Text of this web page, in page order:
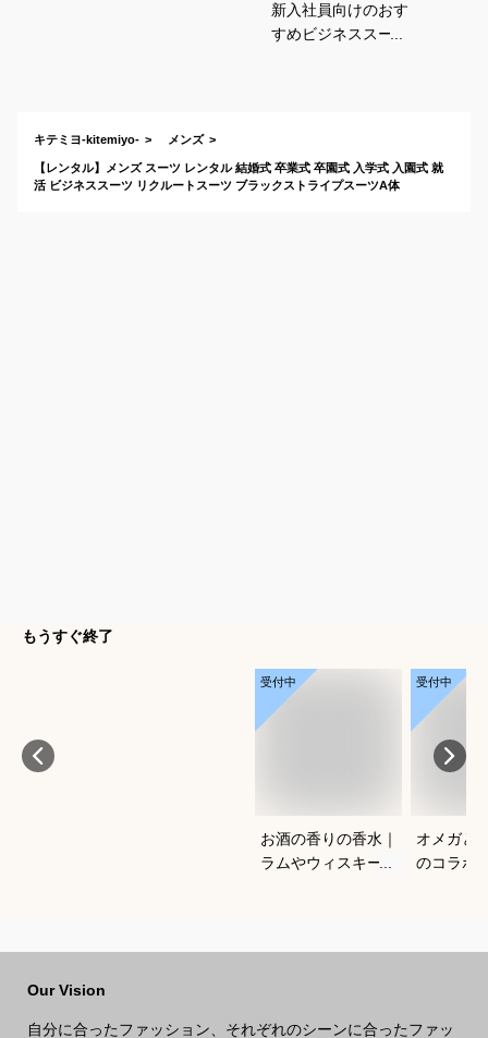
新入社員向けのおす
すめビジネススーツ
キテミヨ-kitemiyo- メンズ
【レンタル】メンズ スーツ レンタル 結婚式 卒業式 卒園式 入学式 入園式 就
活 ビジネススーツ リクルートスーツ ブラックストライプスーツA体
もうすぐ終了
受付中
お酒の香りの香水｜
ラムやウィスキーな
受付中
オメガと
のコラボ
Our Vision
自分に合ったファッション、それぞれのシーンに合ったファッ